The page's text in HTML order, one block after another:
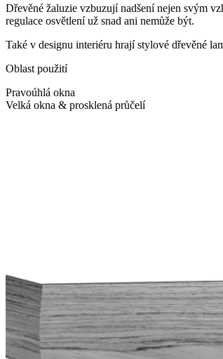
Dřevěné žaluzie vzbuzují nadšení nejen svým
regulace osvětlení už snad ani nemůže být.
Také v designu interiéru hrají stylové dřevěné
Oblast použití
Pravoúhlá okna
Velká okna & prosklená průčelí